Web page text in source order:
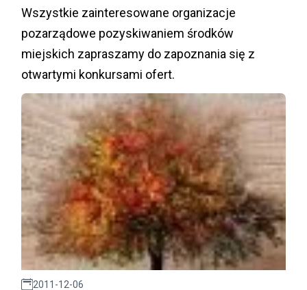
Wszystkie zainteresowane organizacje
pozarządowe pozyskiwaniem środków
miejskich zapraszamy do zapoznania się z
otwartymi konkursami ofert.
2011-12-06